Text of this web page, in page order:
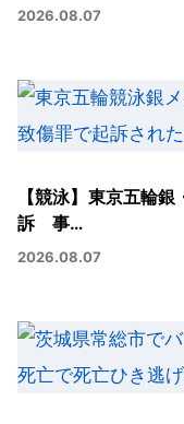
2026.08.07
【競泳】東京五輪
訴 事…
2026.08.07